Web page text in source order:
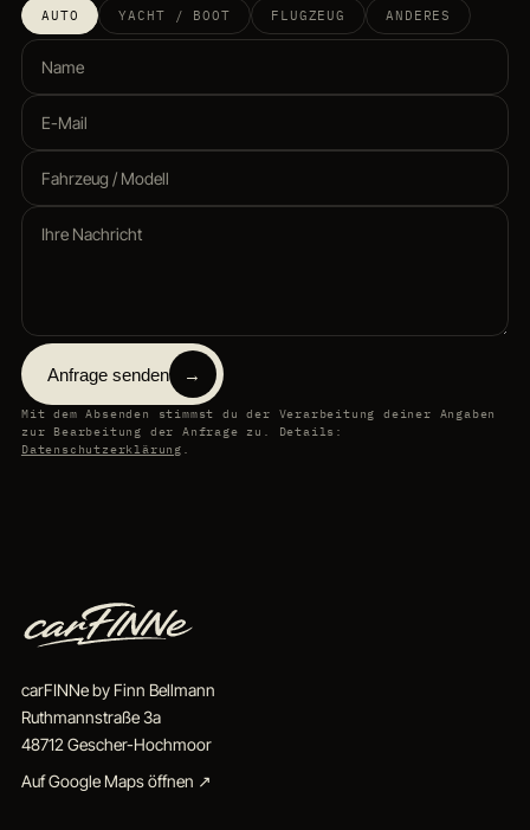
AUTO YACHT / BOOT FLUGZEUG ANDERES
Anfrage senden →
Mit dem Absenden stimmst du der Verarbeitung deiner Angaben
zur Bearbeitung der Anfrage zu. Details:
Datenschutzerklärung .
carFINNe by Finn Bellmann
Ruthmannstraße 3a
48712 Gescher-Hochmoor
Auf Google Maps öffnen ↗